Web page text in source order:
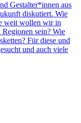
Gestalter*innen aus
diskutiert. Wie
weit wollen wir in
sein? Wie
Für diese und
und auch viele